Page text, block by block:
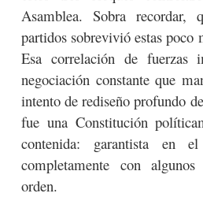
Asamblea. Sobra recordar,
partidos sobrevivió estas poco
Esa correlación de fuerzas
negociación constante que
intento de rediseño profundo
fue una Constitución
contenida: garantista en
completamente con
orden.